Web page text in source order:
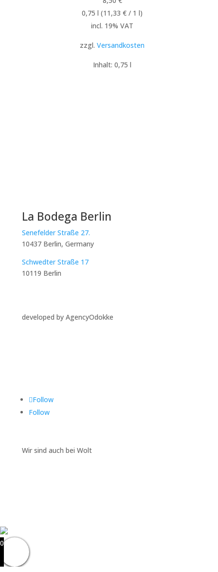
0,75 l (11,33€ / 1l)
incl. 19% VAT
zzgl.Versandkosten
Inhalt: 0,75l
La Bodega Berlin
Senefelder Straße 27.
10437 Berlin, Germany
Schwedter Straße 17
10119 Berlin
developed by AgencyOdokke
Follow
Follow
Wir sind auch bei Wolt
0